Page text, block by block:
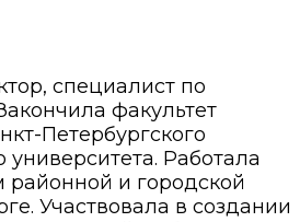
специалист по
факультет
Петербургского
университета. Работала
районной и городской
Участвовала в создании